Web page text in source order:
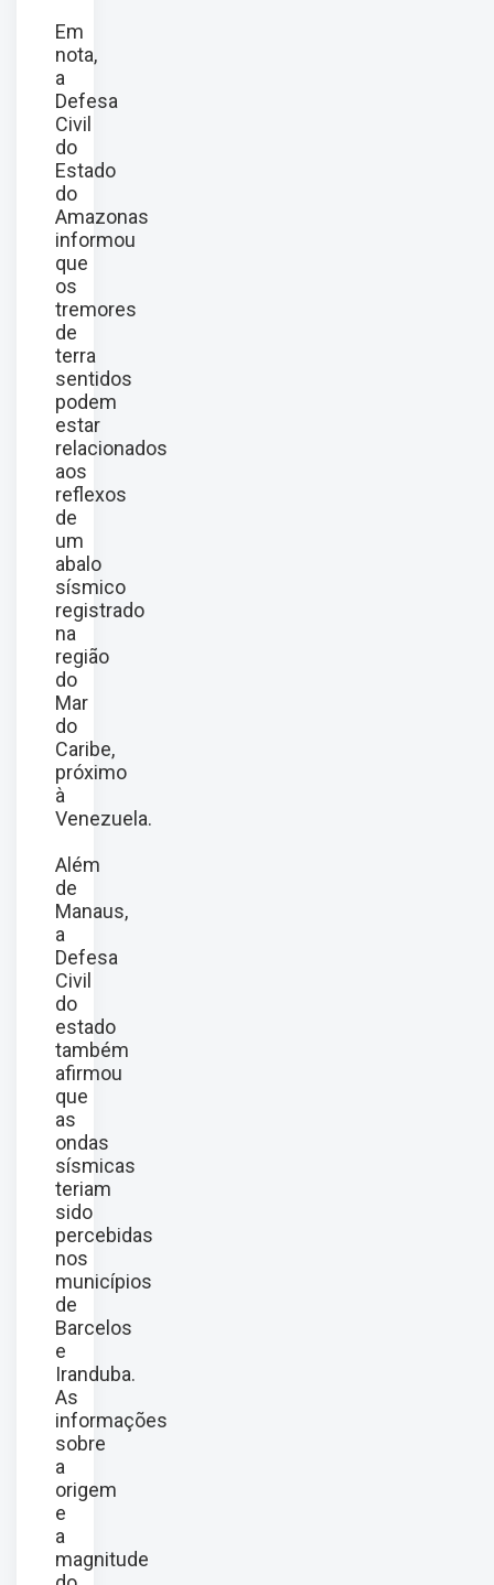
Em
nota,
a
Defesa
Civil
do
Estado
do
Amazonas
informou
que
os
tremores
de
terra
sentidos
podem
estar
relacionados
aos
reflexos
de
um
abalo
sísmico
registrado
na
região
do
Mar
do
Caribe,
próximo
à
Venezuela.
Além
de
Manaus,
a
Defesa
Civil
do
estado
também
afirmou
que
as
ondas
sísmicas
teriam
sido
percebidas
nos
municípios
de
Barcelos
e
Iranduba.
As
informações
sobre
a
origem
e
a
magnitude